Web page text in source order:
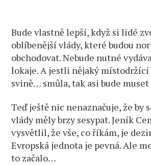
Bude vlastně lepší, když si lidé
oblíbenější vlády, které budou
obchodovat. Nebude nutné
lokaje. A jestli nějaký
svině… smůla, tak asi bude
Teď ještě nic nenaznačuje, že by
vlády měly brzy sesypat. Jeník
vysvětlil, že vše, co říkám, je
Evropská jednota je pevná. Ale
to začalo…